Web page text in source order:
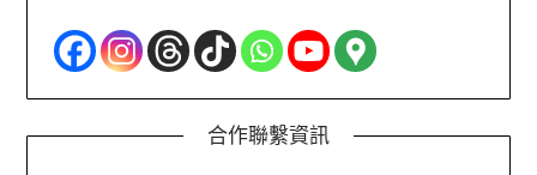
合作聯繫資訊